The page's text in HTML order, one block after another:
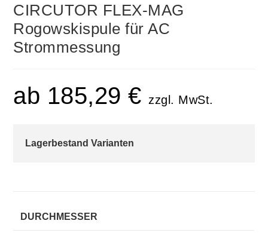
CIRCUTOR FLEX-MAG
Rogowskispule für AC
Strommessung
ab 185,29€ zzgl. MwSt.
Lagerbestand Varianten
DURCHMESSER